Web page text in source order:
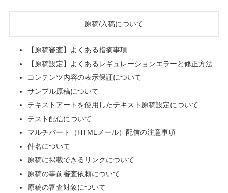
原稿/入稿について
【原稿審査】よくある指摘事項
【原稿設定】よくあるレギュレーションエラーと修正方法
コンテンツ内容の表示保証について
サンプル原稿について
テキストアートを使用したテキスト原稿設定について
テスト配信について
マルチパート（HTMLメール）配信の注意事項
件名について
原稿に掲載できるリンクについて
原稿の事前審査依頼について
原稿の審査対象について